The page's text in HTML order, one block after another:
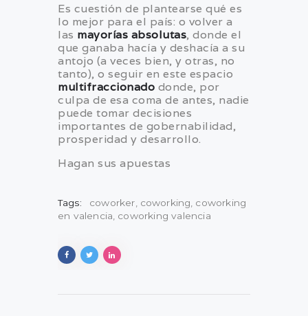
Es cuestión de plantearse qué es
lo mejor para el país: o volver a
las mayorías absolutas, donde el
que ganaba hacía y deshacía a su
antojo (a veces bien, y otras, no
tanto), o seguir en este espacio
multifraccionado donde, por
culpa de esa coma de antes, nadie
puede tomar decisiones
importantes de gobernabilidad,
prosperidad y desarrollo.
Hagan sus apuestas
Tags: coworker coworking coworking
en valencia coworking valencia